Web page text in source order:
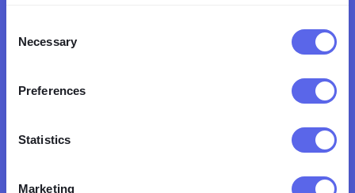
Selection
Necessary
Preferences
Statistics
Marketing